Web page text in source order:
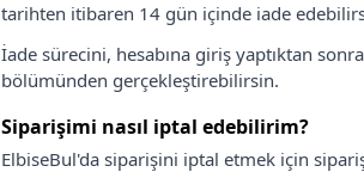
tarihten itibaren 14 gün içinde iade
İade sürecini, hesabına giriş yaptıktan
bölümünden gerçekleştirebilirsin.
Siparişimi nasıl iptal edebilirim?
ElbiseBul'da siparişini iptal etmek için